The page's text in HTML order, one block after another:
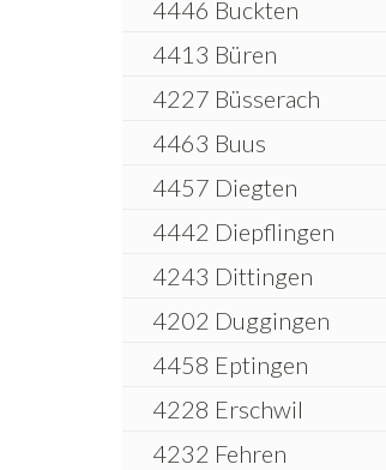
4446 Buckten
4413 Büren
4227 Büsserach
4463 Buus
4457 Diegten
4442 Diepflingen
4243 Dittingen
4202 Duggingen
4458 Eptingen
4228 Erschwil
4232 Fehren